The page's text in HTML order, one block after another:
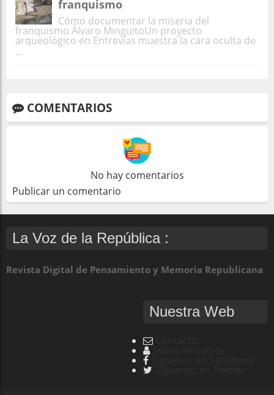
franquismo
Cómo documentar la miseria del
franquismo Álvaro MinguitoUn proyecto
arqueológico en Entrevías muestra la cara oculta de
...
COMENTARIOS
No hay comentarios
Publicar un comentario
La Voz de la República :
Revista Digital de Pensamiento y Memoria Republicana
Nuestra Web